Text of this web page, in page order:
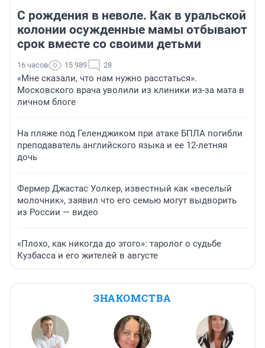
С рождения в неволе. Как в уральской
колонии осужденные мамы отбывают
срок вместе со своими детьми
16 часов 15 989 28
«Мне сказали, что нам нужно расстаться».
Московского врача уволили из клиники из-за мата в
личном блоге
На пляже под Геленджиком при атаке БПЛА погибли
преподаватель английского языка и ее 12-летняя
дочь
Фермер Джастас Уолкер, известный как «веселый
молочник», заявил что его семью могут выдворить
из России — видео
«Плохо, как никогда до этого»: таролог о судьбе
Кузбасса и его жителей в августе
ЗНАКОМСТВА